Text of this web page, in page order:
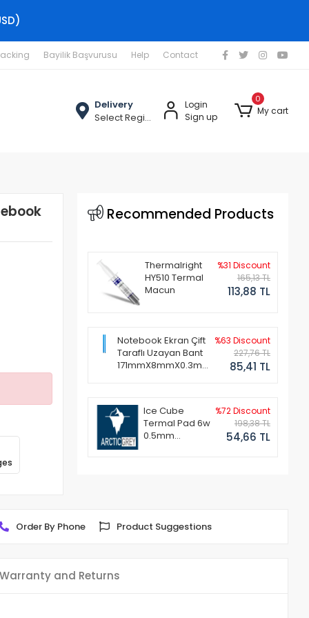
Bayilik Başvurusu Help Contact
Delivery
Select Region
Login
Sign up
0
My cart
Recommended Products
Thermalright
HY510 Termal
Macun
%31 Discount
165,13 TL
113,88 TL
Notebook Ekran Çift
Taraflı Uzayan Bant
171mmX8mmX0.3mm
%63 Discount
227,76 TL
85,41 TL
Ice Cube
Termal Pad 6w
0.5mm
%72 Discount
198,38 TL
54,66 TL
Order By Phone Product Suggestions
Warranty and Returns